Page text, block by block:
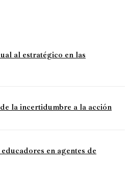
al estratégico en las
la incertidumbre a la acción
en agentes de